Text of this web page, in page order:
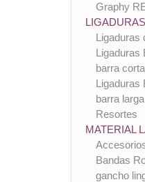
Graphy
Ligaduras
Ligaduras
barra corta
Ligaduras
barra larga
Resortes
MATERIAL
Bandas
gancho